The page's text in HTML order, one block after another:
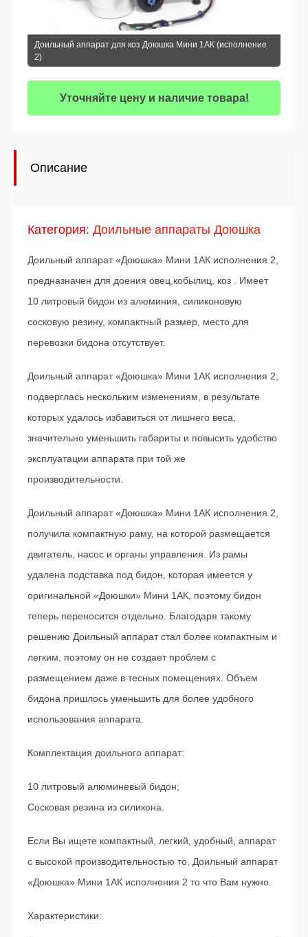
Доильный аппарат для коз Доюшка Мини 1АК (исполнение
2)
Уточняйте цену и наличие товара!
Описание
Категория: Доильные аппараты Доюшка
Доильный аппарат «Доюшка» Мини 1АК исполнения 2,
предназначен для доения овец,кобылиц, коз . Имеет
10 литровый бидон из алюминия, силиконовую
сосковую резину, компактный размер, место для
перевозки бидона отсутствует.
Доильный аппарат «Доюшка» Мини 1АК исполнения 2,
подверглась нескольким изменениям, в результате
которых удалось избавиться от лишнего веса,
значительно уменьшить габариты и повысить удобство
эксплуатации аппарата при той же
производительности.
Доильный аппарат «Доюшка» Мини 1АК исполнения 2,
получила компактную раму, на которой размещается
двигатель, насос и органы управления. Из рамы
удалена подставка под бидон, которая имеется у
оригинальной «Доюшки» Мини 1АК, поэтому бидон
теперь переносится отдельно. Благодаря такому
решению Доильный аппарат стал более компактным и
легким, поэтому он не создает проблем с
размещением даже в тесных помещениях. Объем
бидона пришлось уменьшить для более удобного
использования аппарата.
Комплектация доильного аппарат:
10 литровый алюминевый бидон;
Сосковая резина из силикона.
Если Вы ищете компактный, легкий, удобный, аппарат
с высокой производительностью то, Доильный аппарат
«Доюшка» Мини 1АК исполнения 2 то что Вам нужно.
Характеристики: